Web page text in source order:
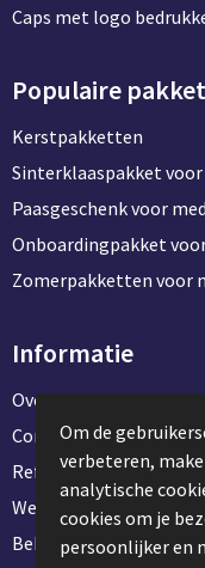
Caps met logo
Populaire
Kerstpakketten
Sinterklaaspakket
Paasgeschenk voor
Onboardingpakket
Zomerpakketten voor
Informatie
Over ons
Contact en
Referentie projecten
Werken & stage bij
Bekijk
Om de
verbeteren,
analytische
cookies om je
persoonlijker en